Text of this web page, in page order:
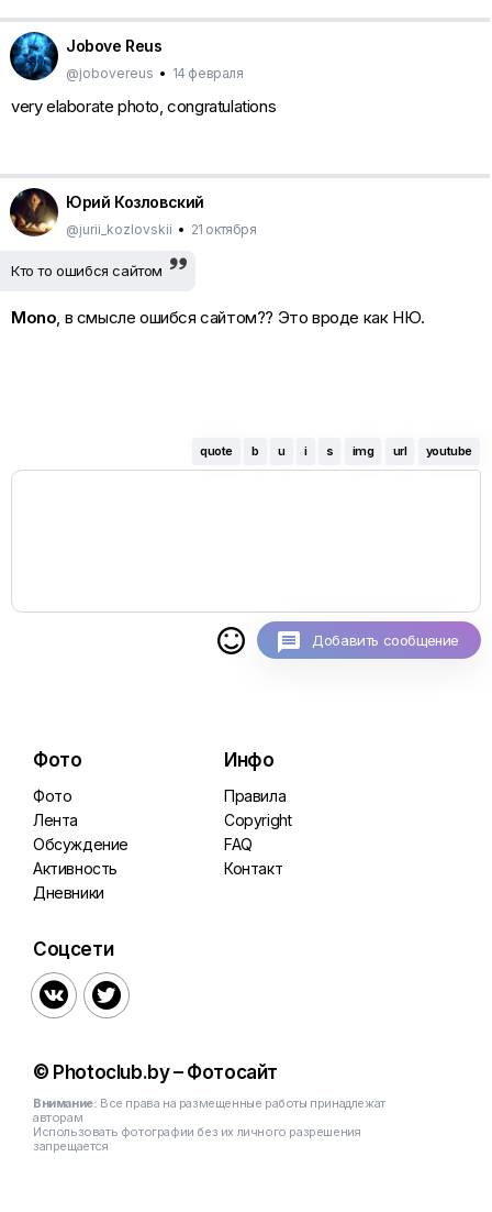
Jobove Reus
@jobovereus • 14 февраля
very elaborate photo, congratulations
Юрий Козловский
@jurii_kozlovskii • 21 октября
Кто то ошибся сайтом
Mono, в смысле ошибся сайтом?? Это вроде как НЮ.
quote b u i s img url youtube
 Добавить сообщение
Фото
Фото
Лента
Обсуждение
Активность
Дневники
Инфо
Правила
Copyright
FAQ
Контакт
Соцсети
 
© Photoclub.by – Фотосайт
Внимание: Все права на размещенные работы принадлежат
авторам
Использовать фотографии без их личного разрешения
запрещается